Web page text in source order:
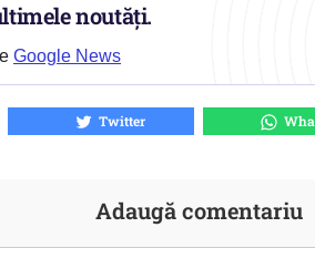
noutăți.
Google News
Twitter
Adaugă comentariu